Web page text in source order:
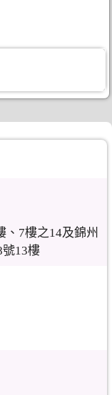
、7樓之14及錦州
13樓